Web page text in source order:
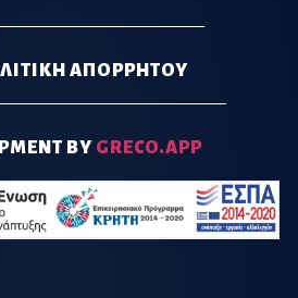
ΑΠΟΡΡΗΤΟΥ
BY GRECO.APP